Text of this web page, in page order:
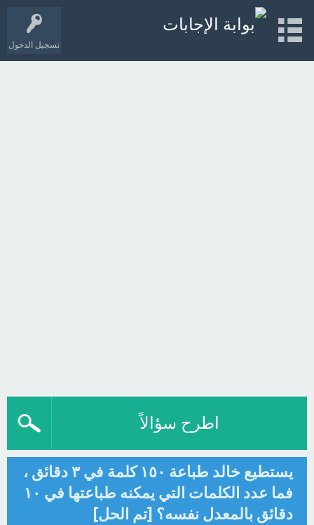
تسجيل الدخول
اطرح سؤالاً
يستطيع خالد طباعة ١٥٠ كلمة في ٣ دقائق ،
فما عدد الكلمات التي يمكنه طباعتها في ١٠
دقائق بالمعدل نفسه؟ [تم الحل]